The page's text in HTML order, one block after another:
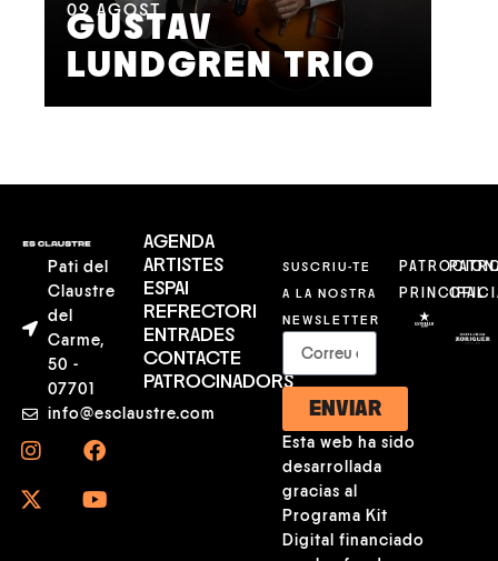
09 AGOST
GUSTAV
LUNDGREN TRIO
Pati del
Claustre
del
Carme,
50 -
07701
info@esclaustre.com
AGENDA
ARTISTES
ESPAI
REFRECTORI
ENTRADES
CONTACTE
PATROCINADORS
SUSCRIU-TE
A LA NOSTRA
NEWSLETTER
ENVIAR
Esta web ha sido
desarrollada
gracias al
Programa Kit
Digital financiado
PRINCIPAL